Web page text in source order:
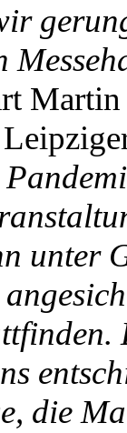
unter
die